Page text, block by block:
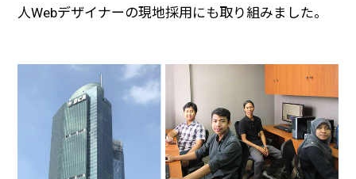
人Webデザイナーの現地採用にも取り組みました。